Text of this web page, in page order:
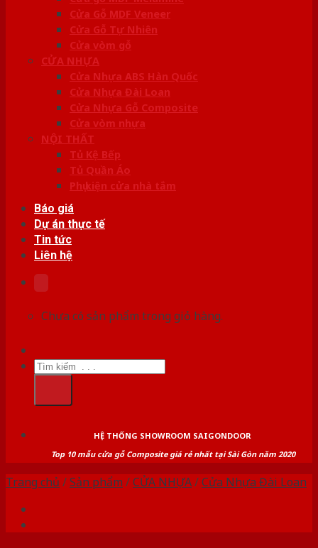
Cửa Gỗ MDF Veneer
Cửa Gỗ Tự Nhiên
Cửa vòm gỗ
CỬA NHỰA
Cửa Nhựa ABS Hàn Quốc
Cửa Nhựa Đài Loan
Cửa Nhựa Gỗ Composite
Cửa vòm nhựa
NỘI THẤT
Tủ Kệ Bếp
Tủ Quần Áo
Phụ kiện cửa nhà tắm
Báo giá
Dự án thực tế
Tin tức
Liên hệ
Chưa có sản phẩm trong giỏ hàng.
Tìm
kiếm:
HỆ THỐNG SHOWROOM SAIGONDOOR
Top 10 mẫu cửa gỗ Composite giá rẻ nhất tại Sài Gòn năm 2020
Trang chủ /Sản phẩm /CỬA NHỰA/Cửa Nhựa Đài Loan